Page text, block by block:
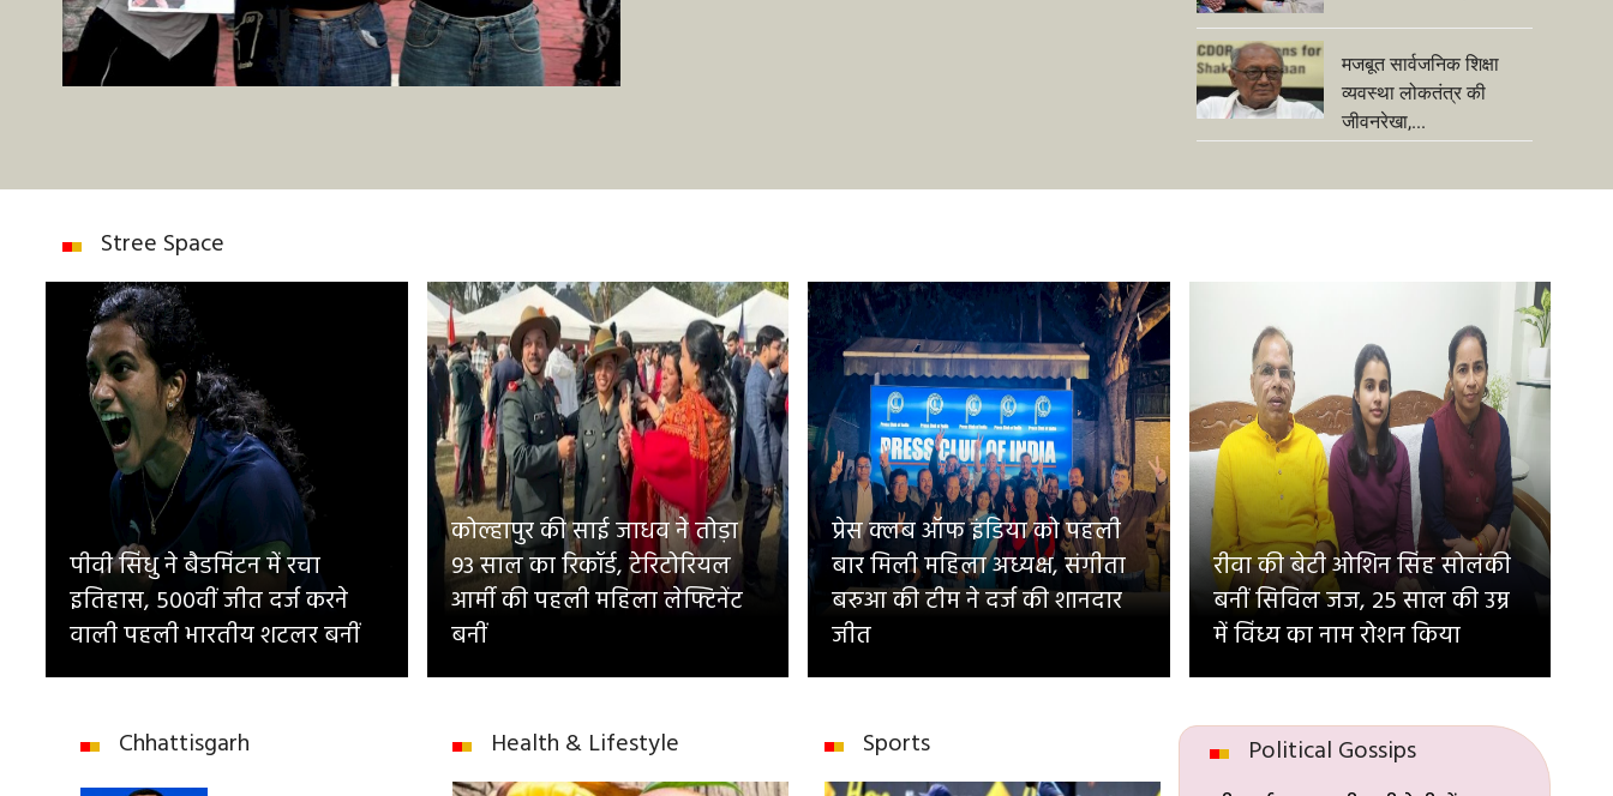
मजबूत सार्वजनिक शिक्षा
व्यवस्था लोकतंत्र की
जीवनरेखा,...
Stree Space
पीवी सिंधु ने बैडमिंटन में रचा
इतिहास, 500वीं जीत दर्ज करने
वाली पहली भारतीय शटलर बनीं
कोल्हापुर की साई जाधव ने तोड़ा
93 साल का रिकॉर्ड, टेरिटोरियल
आर्मी की पहली महिला लेफ्टिनेंट
बनीं
प्रेस क्लब ऑफ इंडिया को पहली
बार मिली महिला अध्यक्ष, संगीता
बरुआ की टीम ने दर्ज की शानदार
जीत
रीवा की बेटी ओशिन सिंह सोलंकी
बनीं सिविल जज, 25 साल की उम्र
में विंध्य का नाम रोशन किया
Chhattisgarh Health & Lifestyle Sports
Political Gossips